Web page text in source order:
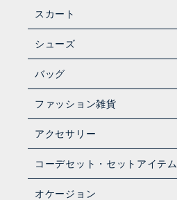
スカート
シューズ
バッグ
ファッション雑貨
アクセサリー
コーデセット・セットアイテム
オケージョン